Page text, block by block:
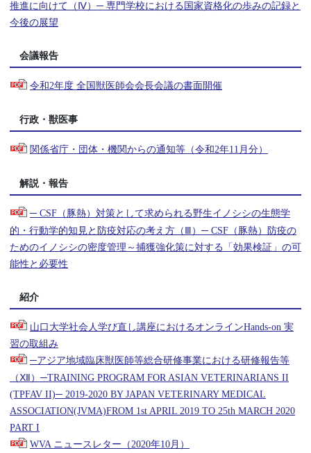
推進に向けて（Ⅳ）─ 専門学校における国家資格化の歩みの記録と
今後の展望
会議報告
令和2年度 全国獣医師会会長会議の書面開催
行政・獣医事
関係省庁・団体・機関からの通知等（令和2年11月分）
解説・報告
─ CSF（豚熱）対策として求められる野生イノシシの生態学
的・行動学的知見と防疫対応の考え方（Ⅲ）─ CSF（豚熱）防疫の
ためのイノシシの密度管理～捕獲強化策に対する「効果検証」の可
能性と必要性
紹介
山口大学社会人学び直し講座におけるオンラインHands-on 実
習の取組み
─アジア地域臨床獣医師等総合研修事業における研修報告等
（Ⅻ）─TRAINING PROGRAM FOR ASIAN VETERINARIANS II
(TPFAV II)─ 2019-2020 BY JAPAN VETERINARY MEDICAL
ASSOCIATION(JVMA)FROM 1st APRIL 2019 TO 25th MARCH 2020
PART I
WVA ニュースレター（2020年10月）